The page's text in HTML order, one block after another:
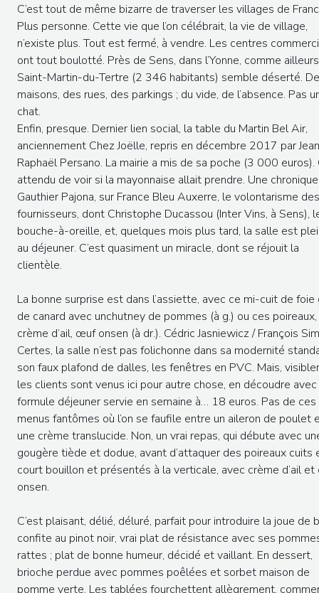
C’est tout de même bizarre de traverser les villages de
Plus personne. Cette vie que l’on célébrait, la vie de village,
n’existe plus. Tout est fermé, à vendre. Les centres
ont tout boulotté. Près de Sens, dans l’Yonne, comme
Saint-Martin-du-Tertre (2 346 habitants) semble déserté.
maisons, des rues, des parkings ; du vide, de l’absence. Pas
chat.
Enfin, presque. Dernier lien social, la table du Martin Bel Air,
anciennement Chez Joëlle, repris en décembre 2017 par
Raphaël Persano. La mairie a mis de sa poche (3 000 euros).
attendu de voir si la mayonnaise allait prendre. Une
Gauthier Pajona, sur France Bleu Auxerre, le volontarisme des
fournisseurs, dont Christophe Ducassou (Inter Vins, à Sens),
bouche-à-oreille, et, quelques mois plus tard, la salle est
au déjeuner. C’est quasiment un miracle, dont se réjouit la
clientèle.
La bonne surprise est dans l’assiette, avec ce mi-cuit de foie
de canard avec unchutney de pommes (à g.) ou ces poireaux,
crème d’ail, œuf onsen (à dr.). Cédric Jasniewicz / François
Certes, la salle n’est pas folichonne dans sa modernité
son faux plafond de dalles, les fenêtres en PVC. Mais,
les clients sont venus ici pour autre chose, en découdre
formule déjeuner servie en semaine à… 18 euros. Pas de ces
menus fantômes où l’on se faufile entre un aileron de poulet
une crème translucide. Non, un vrai repas, qui débute avec
gougère tiède et dodue, avant d’attaquer des poireaux cuits
court bouillon et présentés à la verticale, avec crème d’ail
onsen.
C’est plaisant, délié, déluré, parfait pour introduire la joue de
confite au pinot noir, vrai plat de résistance avec ses
rattes ; plat de bonne humeur, décidé et vaillant. En dessert,
brioche perdue avec pommes poêlées et sorbet maison de
pomme verte. Les tablées fourchettent allègrement,